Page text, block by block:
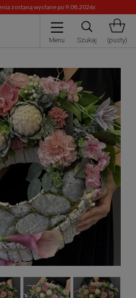
zostaną wysłane po 9.08.2026r.
Menu Szukaj (pusty)